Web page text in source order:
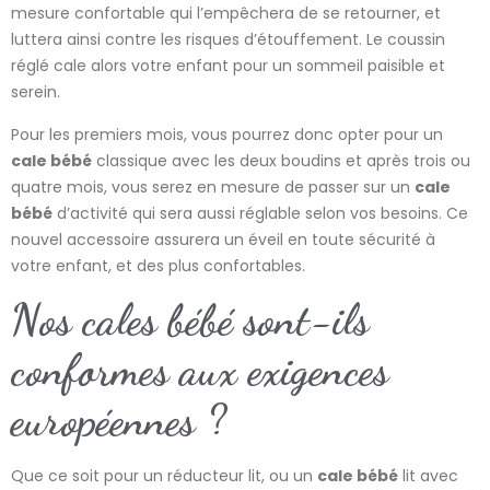
mesure confortable qui l’empêchera de se retourner, et
luttera ainsi contre les risques d’étouffement. Le coussin
réglé cale alors votre enfant pour un sommeil paisible et
serein.
Pour les premiers mois, vous pourrez donc opter pour un
cale bébé classique avec les deux boudins et après trois ou
quatre mois, vous serez en mesure de passer sur un cale
bébé d’activité qui sera aussi réglable selon vos besoins. Ce
nouvel accessoire assurera un éveil en toute sécurité à
votre enfant, et des plus confortables.
Nos cales bébé sont-ils
conformes aux exigences
européennes ?
Que ce soit pour un réducteur lit, ou un cale bébé lit avec